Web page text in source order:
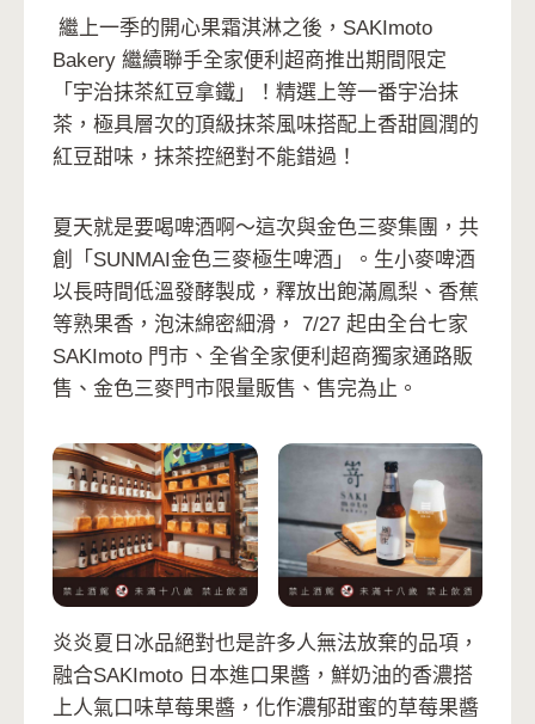
繼上一季的開心果霜淇淋之後，SAKImoto
Bakery 繼續聯手全家便利超商推出期間限定
「宇治抹茶紅豆拿鐵」！精選上等一番宇治抹
茶，極具層次的頂級抹茶風味搭配上香甜圓潤的
紅豆甜味，抹茶控絕對不能錯過！
夏天就是要喝啤酒啊～這次與金色三麥集團，共
創「SUNMAI金色三麥極生啤酒」。生小麥啤酒
以長時間低溫發酵製成，釋放出飽滿鳳梨、香蕉
等熟果香，泡沫綿密細滑， 7/27 起由全台七家
SAKImoto 門市、全省全家便利超商獨家通路販
售、金色三麥門市限量販售、售完為止。
炎炎夏日冰品絕對也是許多人無法放棄的品項，
融合SAKImoto 日本進口果醬，鮮奶油的香濃搭
上人氣口味草莓果醬，化作濃郁甜蜜的草莓果醬